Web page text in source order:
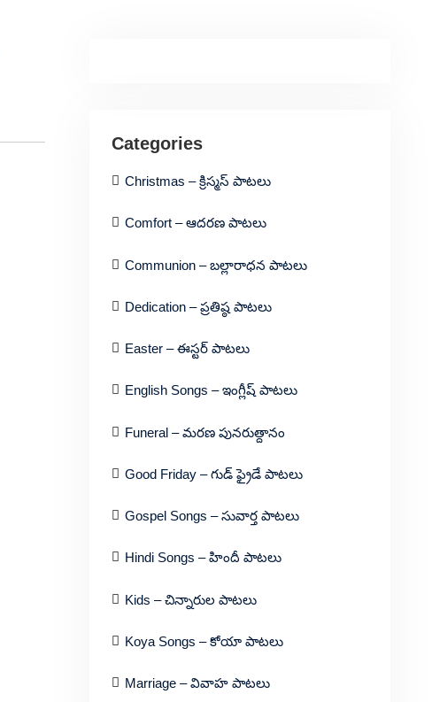
Categories
Christmas – క్రిస్మస్ పాటలు
Comfort – ఆదరణ పాటలు
Communion – బల్లారాధన పాటలు
Dedication – ప్రతిష్ఠ పాటలు
Easter – ఈస్టర్ పాటలు
English Songs – ఇంగ్లీష్ పాటలు
Funeral – మరణ పునరుత్దానం
Good Friday – గుడ్ ఫ్రైడే పాటలు
Gospel Songs – సువార్త పాటలు
Hindi Songs – హిందీ పాటలు
Kids – చిన్నారుల పాటలు
Koya Songs – కోయా పాటలు
Marriage – వివాహ పాటలు